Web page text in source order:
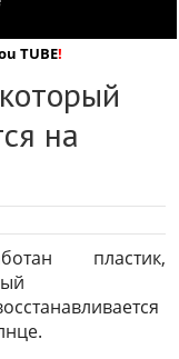
TUBE!
на
пластик,